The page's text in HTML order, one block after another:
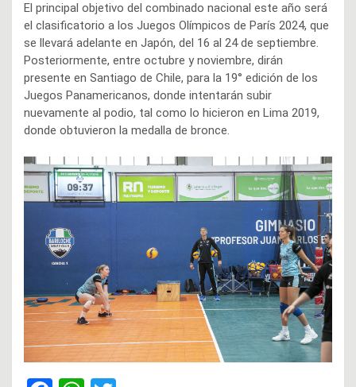
El principal objetivo del combinado nacional este año será
el clasificatorio a los Juegos Olímpicos de París 2024, que
se llevará adelante en Japón, del 16 al 24 de septiembre.
Posteriormente, entre octubre y noviembre, dirán
presente en Santiago de Chile, para la 19° edición de los
Juegos Panamericanos, donde intentarán subir
nuevamente al podio, tal como lo hicieron en Lima 2019,
donde obtuvieron la medalla de bronce.